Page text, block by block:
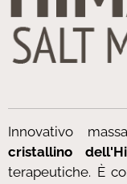
Innovativo
cristallino
terapeutiche. È